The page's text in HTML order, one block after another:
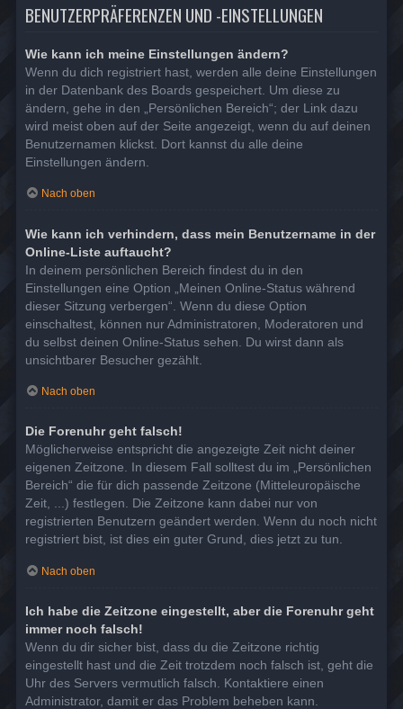
BENUTZERPRÄFERENZEN UND -EINSTELLUNGEN
Wie kann ich meine Einstellungen ändern?
Wenn du dich registriert hast, werden alle deine Einstellungen
in der Datenbank des Boards gespeichert. Um diese zu
ändern, gehe in den „Persönlichen Bereich“; der Link dazu
wird meist oben auf der Seite angezeigt, wenn du auf deinen
Benutzernamen klickst. Dort kannst du alle deine
Einstellungen ändern.
Nach oben
Wie kann ich verhindern, dass mein Benutzername in der
Online-Liste auftaucht?
In deinem persönlichen Bereich findest du in den
Einstellungen eine Option „Meinen Online-Status während
dieser Sitzung verbergen“. Wenn du diese Option
einschaltest, können nur Administratoren, Moderatoren und
du selbst deinen Online-Status sehen. Du wirst dann als
unsichtbarer Besucher gezählt.
Nach oben
Die Forenuhr geht falsch!
Möglicherweise entspricht die angezeigte Zeit nicht deiner
eigenen Zeitzone. In diesem Fall solltest du im „Persönlichen
Bereich“ die für dich passende Zeitzone (Mitteleuropäische
Zeit, ...) festlegen. Die Zeitzone kann dabei nur von
registrierten Benutzern geändert werden. Wenn du noch nicht
registriert bist, ist dies ein guter Grund, dies jetzt zu tun.
Nach oben
Ich habe die Zeitzone eingestellt, aber die Forenuhr geht
immer noch falsch!
Wenn du dir sicher bist, dass du die Zeitzone richtig
eingestellt hast und die Zeit trotzdem noch falsch ist, geht die
Uhr des Servers vermutlich falsch. Kontaktiere einen
Administrator, damit er das Problem beheben kann.